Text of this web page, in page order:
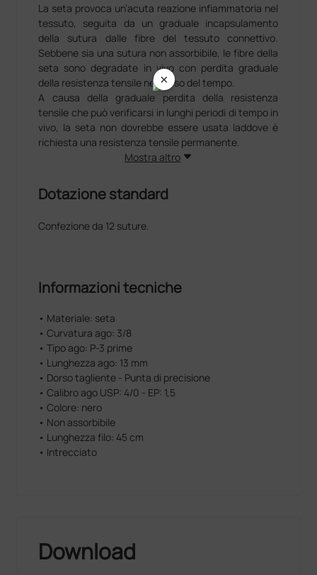
La seta provoca un’acuta reazione infiammatoria nel
tessuto, seguita da un graduale incapsulamento
della sutura dalle fibre del tessuto connettivo.
Sebbene sia una sutura non assorbibile, le fibre della
seta sono degradate in vivo con perdita graduale
della resistenza tensile nel corso del tempo.
A causa della graduale perdita della resistenza
tensile che può verificarsi in lunghi periodi di tempo in
vivo, la seta non dovrebbe essere usata laddove è
richiesta una resistenza tensile permanente.
Perma Hand
miscela di cera.
(decerazione del filo grezzo prima dell’intreccio)
e una ottima maneggevolezza, superiore a quella di
Mostra altro
Dotazione standard
Confezione da 12 suture.
Informazioni tecniche
• Materiale: seta
• Curvatura ago: 3/8
• Tipo ago: P-3 prime
• Lunghezza ago: 13 mm
• Dorso tagliente - Punta di precisione
• Calibro ago USP: 4/0 - EP: 1,5
• Colore: nero
• Non assorbibile
• Lunghezza filo: 45 cm
• Intrecciato
Download
×